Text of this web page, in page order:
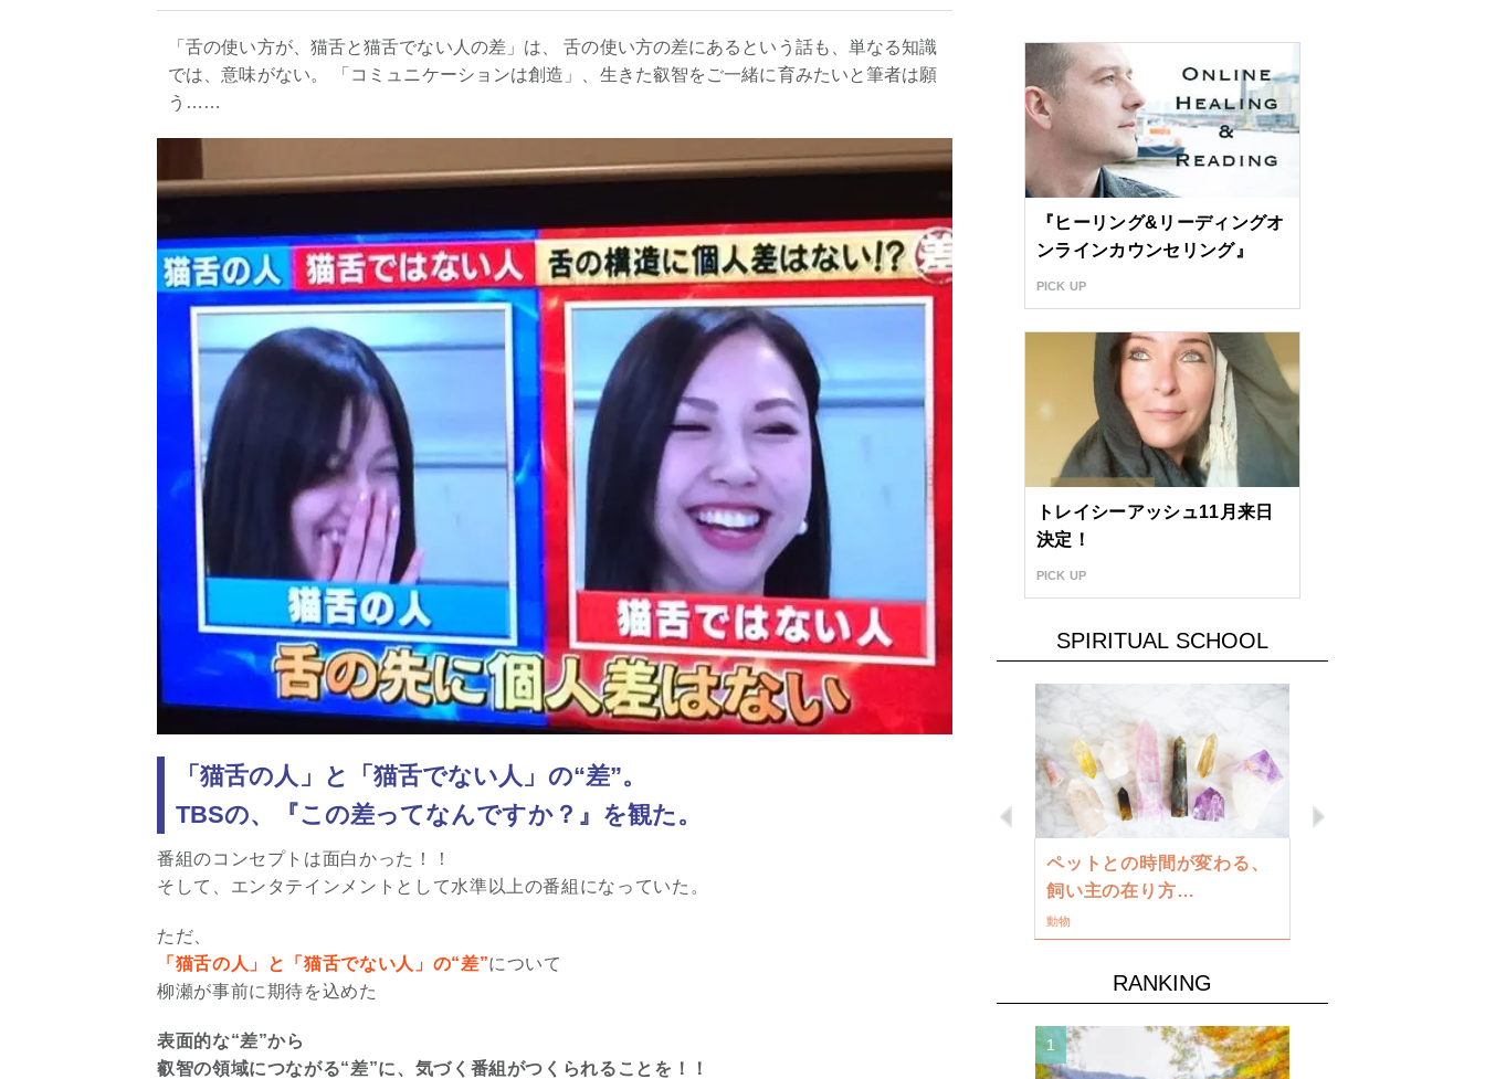
「舌の使い方が、猫舌と猫舌でない人の差」は、 舌の使い方の差にあるという話も、単なる知識
では、意味がない。 「コミュニケーションは創造」、生きた叡智をご一緒に育みたいと筆者は願
う……
「猫舌の人」と「猫舌でない人」の“差”。
TBSの、『この差ってなんですか？』を観た。
番組のコンセプトは面白かった！！
そして、エンタテインメントとして水準以上の番組になっていた。
ただ、
「猫舌の人」と「猫舌でない人」の“差”について
柳瀬が事前に期待を込めた
表面的な“差”から
叡智の領域につながる“差”に、気づく番組がつくられることを！！
『ヒーリング&リーディングオ
ンラインカウンセリング』
PICK UP
トレイシーアッシュ11月来日
決定！
PICK UP
SPIRITUAL SCHOOL
Previous
ペットとの時間が変わる、
飼い主の在り方…
動物
RANKING
1